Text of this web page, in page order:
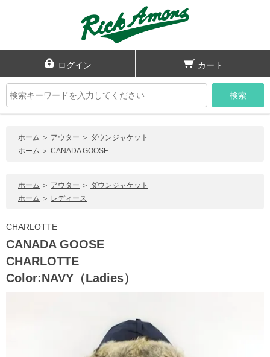
ログイン カート
検索
ホーム ＞ アウター ＞ ダウンジャケット
ホーム ＞ CANADA GOOSE
ホーム ＞ アウター ＞ ダウンジャケット
ホーム ＞ レディース
CHARLOTTE
CANADA GOOSE
CHARLOTTE
Color:NAVY（Ladies）